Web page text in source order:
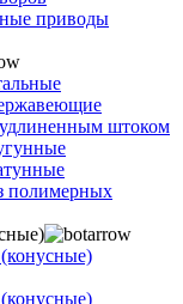
приводы
штоком
полимерных